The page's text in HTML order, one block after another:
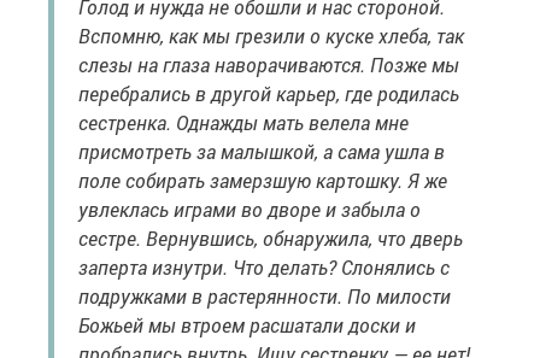
Голод и нужда не обошли и нас стороной.
Вспомню, как мы грезили о куске хлеба, так
слезы на глаза наворачиваются. Позже мы
перебрались в другой карьер, где родилась
сестренка. Однажды мать велела мне
присмотреть за малышкой, а сама ушла в
поле собирать замерзшую картошку. Я же
увлеклась играми во дворе и забыла о
сестре. Вернувшись, обнаружила, что дверь
заперта изнутри. Что делать? Слонялись с
подружками в растерянности. По милости
Божьей мы втроем расшатали доски и